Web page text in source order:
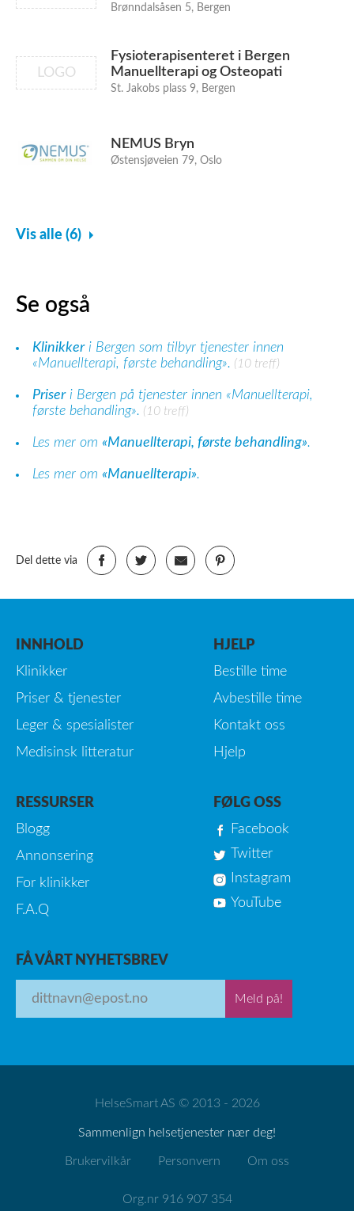
Brønndalsåsen 5, Bergen
LOGO
Fysioterapisenteret i Bergen
Manuellterapi og Osteopati
St. Jakobs plass 9, Bergen
NEMUS Bryn
Østensjøveien 79, Oslo
Vis alle (6)
Se også
Klinikkeri Bergen som tilbyr tjenester innen
«Manuellterapi, første behandling». (10 treff)
Priseri Bergen på tjenester innen «Manuellterapi,
første behandling». (10 treff)
Les mer om «Manuellterapi, første behandling».
Les mer om «Manuellterapi».
Del dette via
INNHOLD
Klinikker
Priser & tjenester
Leger & spesialister
Medisinsk litteratur
HJELP
Bestille time
Avbestille time
Kontakt oss
Hjelp
RESSURSER
Blogg
Annonsering
For klinikker
F.A.Q
FØLG OSS
Facebook
Twitter
Instagram
YouTube
FÅ VÅRT NYHETSBREV
Meld på!
HelseSmart AS © 2013 - 2026
Sammenlign helsetjenester nær deg!
Brukervilkår Personvern Om oss
Org.nr 916 907 354